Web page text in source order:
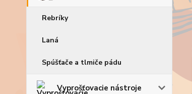
Rebríky
Laná
Spúšťače a tlmiče pádu
Vyprošťovacie nástroje